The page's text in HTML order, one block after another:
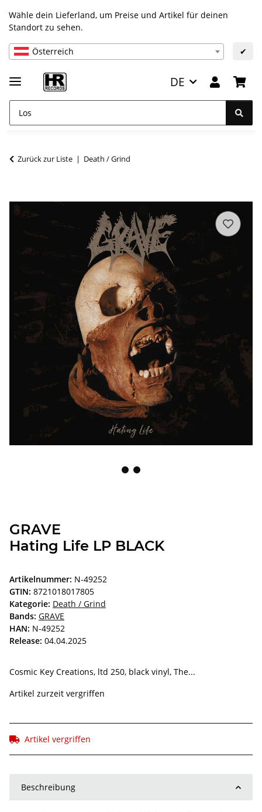
Wähle dein Lieferland, um Preise und Artikel für deinen
Standort zu sehen.
Österreich ✔
DE
Zurück zur Liste Death / Grind
GRAVE
Hating Life LP BLACK
Artikelnummer: N-49252
GTIN: 8721018017805
Kategorie: Death / Grind
Bands: GRAVE
HAN: N-49252
Release: 04.04.2025
Cosmic Key Creations, ltd 250, black vinyl, The...
Artikel zurzeit vergriffen
Artikel vergriffen
Beschreibung